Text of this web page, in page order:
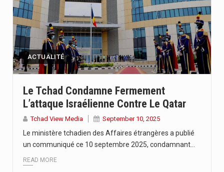
Le Président de la République, Chef de l’État, Maréchal du…
L’Association pour l’Épanouissement de la Femme, APEF, a officiellement lancé…
Le ministère de la Communication, en partenariat avec l’UNICEF, la…
A moins de 4 mois de la tenue de la…
ACTUALITÉ
Le Tchad Condamne Fermement
L’attaque Israélienne Contre Le Qatar
Tchad View Media September 10, 2025
Le ministère tchadien des Affaires étrangères a publié
un communiqué ce 10 septembre 2025, condamnant…
READ MORE